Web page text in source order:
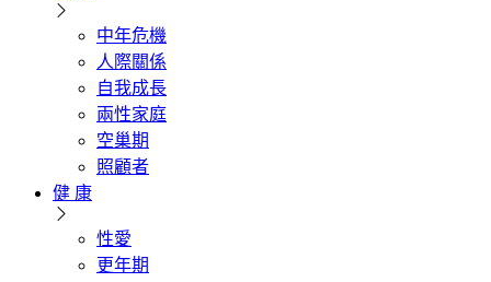
中年危機
人際關係
自我成長
兩性家庭
空巢期
照顧者
健 康
性愛
更年期